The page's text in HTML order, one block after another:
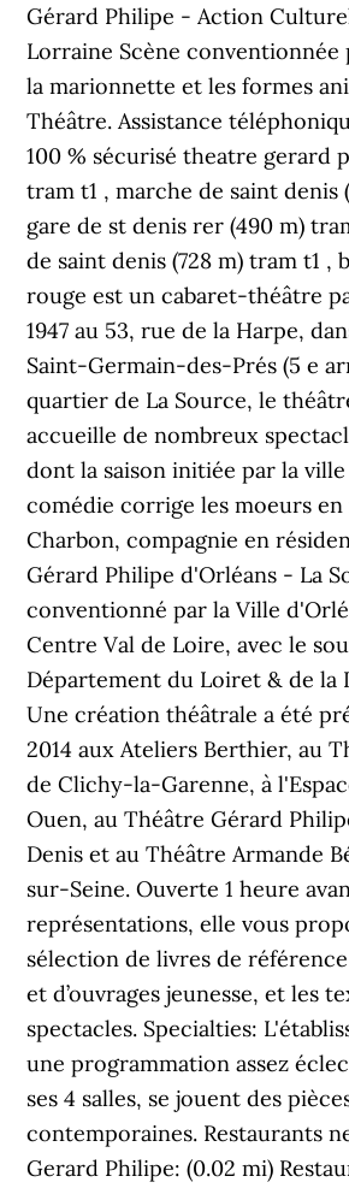
Gérard Philipe - Action
Lorraine Scène conventionnée
la marionnette et les formes
Théâtre. Assistance
100 % sécurisé theatre gerard
tram t1 , marche de saint denis
gare de st denis rer (490 m)
de saint denis (728 m) tram t1 ,
rouge est un cabaret-théâtre
1947 au 53, rue de la Harpe,
Saint-Germain-des-Prés (5 e
quartier de La Source, le
accueille de nombreux
dont la saison initiée par la ville
comédie corrige les moeurs
Charbon, compagnie en
Gérard Philipe d'Orléans - La
conventionné par la Ville
Centre Val de Loire, avec le
Département du Loiret & de la
Une création théâtrale a été
2014 aux Ateliers Berthier, au
de Clichy-la-Garenne, à
Ouen, au Théâtre Gérard
Denis et au Théâtre Armande
sur-Seine. Ouverte 1 heure
représentations, elle vous
sélection de livres de
et d’ouvrages jeunesse, et les
spectacles. Specialties:
une programmation assez
ses 4 salles, se jouent des
contemporaines. Restaurants
Gerard Philipe: (0.02 mi)